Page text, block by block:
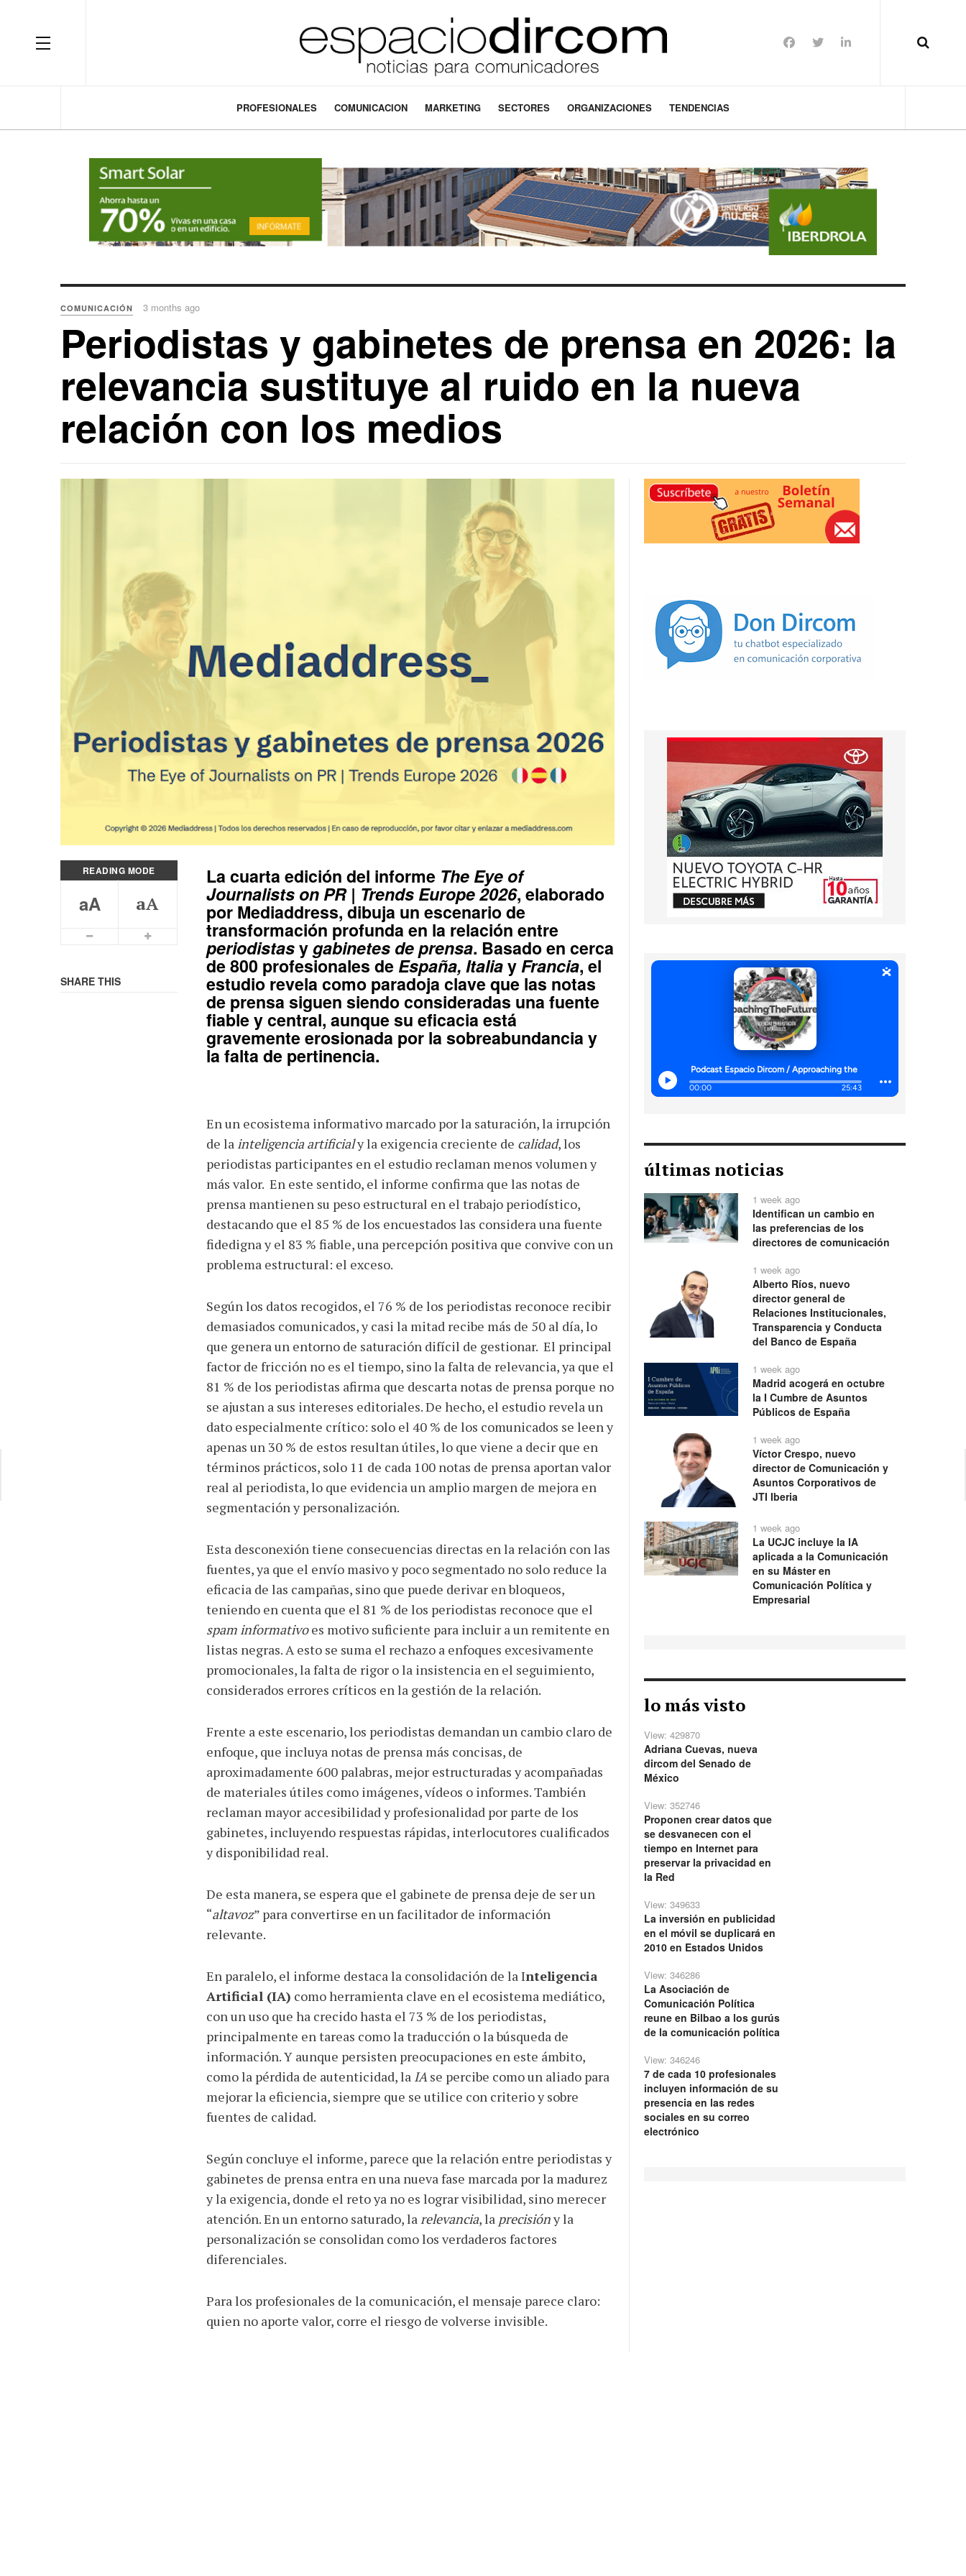
OFF CANVAS
PROFESIONALES COMUNICACION MARKETING SECTORES ORGANIZACIONES TENDENCIAS
COMUNICACIÓN 3 months ago
Periodistas y gabinetes de prensa en 2026: la
relevancia sustituye al ruido en la nueva
relación con los medios
READING MODE
aA aA
Smaller Font
SHARE THIS
La cuarta edición del informe The Eye of
Journalists on PR | Trends Europe 2026, elaborado
por Mediaddress, dibuja un escenario de
transformación profunda en la relación entre
periodistasy gabinetes de prensa. Basado en cerca
de 800 profesionales deEspaña, Italiay Francia, el
estudio revela como paradoja clave que las notas
de prensa siguen siendo consideradas una fuente
fiable y central, aunque su eficacia está
gravemente erosionada por la sobreabundancia y
la falta de pertinencia.
En un ecosistema informativo marcado por la saturación, la irrupción
de la inteligencia artificialy la exigencia creciente de calidad, los
periodistas participantes en el estudio reclaman menos volumen y
más valor. En este sentido, el informe confirma que las notas de
prensa mantienen su peso estructural en el trabajo periodístico,
destacando que el 85 % de los encuestados las considera una fuente
fidedigna y el 83 % fiable, una percepción positiva que convive con un
problema estructural: el exceso.
Según los datos recogidos, el 76 % de los periodistas reconoce recibir
demasiados comunicados, y casi la mitad recibe más de 50 al día, lo
que genera un entorno de saturación difícil de gestionar. El principal
factor de fricción no es el tiempo, sino la falta de relevancia, ya que el
81 % de los periodistas afirma que descarta notas de prensa porque no
se ajustan a sus intereses editoriales. De hecho, el estudio revela un
dato especialmente crítico: solo el 40 % de los comunicados se leen y
apenas un 30 % de estos resultan útiles, lo que viene a decir que en
términos prácticos, solo 11 de cada 100 notas de prensa aportan valor
real al periodista, lo que evidencia un amplio margen de mejora en
segmentación y personalización.
Esta desconexión tiene consecuencias directas en la relación con las
fuentes, ya que el envío masivo y poco segmentado no solo reduce la
eficacia de las campañas, sino que puede derivar en bloqueos,
teniendo en cuenta que el 81 % de los periodistas reconoce que el
spam informativoes motivo suficiente para incluir a un remitente en
listas negras. A esto se suma el rechazo a enfoques excesivamente
promocionales, la falta de rigor o la insistencia en el seguimiento,
considerados errores críticos en la gestión de la relación.
Frente a este escenario, los periodistas demandan un cambio claro de
enfoque, que incluya notas de prensa más concisas, de
aproximadamente 600 palabras, mejor estructuradas y acompañadas
de materiales útiles como imágenes, vídeos o informes. También
reclaman mayor accesibilidad y profesionalidad por parte de los
gabinetes, incluyendo respuestas rápidas, interlocutores cualificados
y disponibilidad real.
De esta manera, se espera que el gabinete de prensa deje de ser un
“altavoz” para convertirse en un facilitador de información
relevante.
En paralelo, el informe destaca la consolidación de la Inteligencia
Artificial (IA) como herramienta clave en el ecosistema mediático,
con un uso que ha crecido hasta el 73 % de los periodistas,
principalmente en tareas como la traducción o la búsqueda de
información. Y aunque persisten preocupaciones en este ámbito,
como la pérdida de autenticidad, la IA se percibe como un aliado para
mejorar la eficiencia, siempre que se utilice con criterio y sobre
fuentes de calidad.
Según concluye el informe, parece que la relación entre periodistas y
gabinetes de prensa entra en una nueva fase marcada por la madurez
y la exigencia, donde el reto ya no es lograr visibilidad, sino merecer
atención. En un entorno saturado, la relevancia, la precisióny la
personalización se consolidan como los verdaderos factores
diferenciales.
Para los profesionales de la comunicación, el mensaje parece claro:
quien no aporte valor, corre el riesgo de volverse invisible.
últimas noticias
1 week ago
Identifican un cambio en
las preferencias de los
directores de comunicación
1 week ago
Alberto Ríos, nuevo
director general de
Relaciones Institucionales,
Transparencia y Conducta
del Banco de España
1 week ago
Madrid acogerá en octubre
la I Cumbre de Asuntos
Públicos de España
1 week ago
Víctor Crespo, nuevo
director de Comunicación y
Asuntos Corporativos de
JTI Iberia
1 week ago
La UCJC incluye la IA
aplicada a la Comunicación
en su Máster en
Comunicación Política y
Empresarial
lo más visto
View: 429870
Adriana Cuevas, nueva
dircom del Senado de
México
View: 352746
Proponen crear datos que
se desvanecen con el
tiempo en Internet para
preservar la privacidad en
la Red
View: 349633
La inversión en publicidad
en el móvil se duplicará en
2010 en Estados Unidos
View: 346286
La Asociación de
Comunicación Política
reune en Bilbao a los gurús
de la comunicación política
View: 346246
7 de cada 10 profesionales
incluyen información de su
presencia en las redes
sociales en su correo
electrónico